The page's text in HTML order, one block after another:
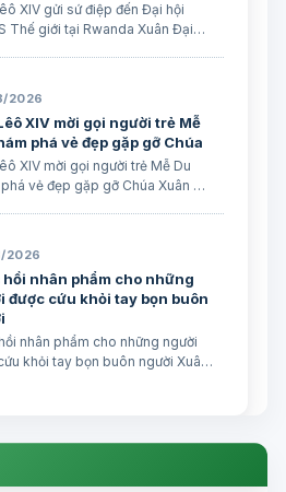
XIV gửi sứ điệp đến Đại hội
Thế giới tại Rwanda Xuân Đại
XIV kêu gọi những người làm
thông C…
2026
XIV mời gọi người trẻ Mễ
phá vẻ đẹp gặp gỡ Chúa
XIV mời gọi người trẻ Mễ Du
vẻ đẹp gặp gỡ Chúa Xuân Đại
Hồng y Quốc vụ khanh Tòa
…
2026
hồi nhân phẩm cho những
được cứu khỏi tay bọn buôn
nhân phẩm cho những người
khỏi tay bọn buôn người Xuân